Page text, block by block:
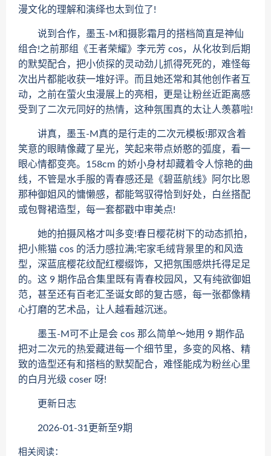
漫文化的理解和演绎也太到位了!
说到合作，墨玉-M和摄影霜月的搭档简直是神仙
组合!之前那组《王者荣耀》李元芳 cos，从化妆到后期
的默契配合，把小侦探的灵动劲儿抓得死死的，难怪每
次出片都能收获一堆好评。而且她还常和其他创作者互
动，之前在萤火虫漫展上的亮相，更是让粉丝近距离感
受到了二次元同好的热情，这种氛围真的太让人羡慕啦!
讲真，墨玉-M真的是行走的二次元模板!那双含着
笑意的眼睛像藏了星光，笑起来带点娇憨的弧度，看一
眼心情都变亮。158cm 的娇小身材却藏着令人惊艳的曲
线，不管是水手服的青春感还是《碧蓝航线》阿尔比恩
那种御姐风的慵懒感，都能驾驭得恰到好处，白丝搭配
或包臀裙造型，每一套都戳中审美点!
她的拍摄风格才叫多变!春日樱花树下的动态抓拍，
把小熊猫 cos 的活力感拉满;宅家毛绒背景里的和风造
型，深蓝底樱花纹配红樱缀饰，又把氛围感烘托得足足
的。这 9 期作品合集里既有青春校园风，又有纯欲御姐
范，甚至还有百老汇圣诞女郎的复古感，每一张都像精
心打磨的艺术品，让人越看越沉迷。
墨玉-M可不止是会 cos 那么简单～她用 9 期作品
把对二次元的热爱藏进每一个细节里，多变的风格、精
致的造型还有和搭档的默契配合，难怪能成为粉丝心里
的白月光级 coser 呀!
更新日志
2026-01-31更新至9期
相关阅读：